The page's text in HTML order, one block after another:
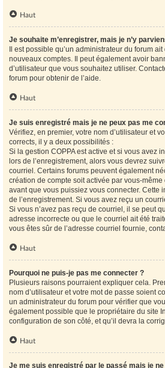
Haut
Je souhaite m’enregistrer, mais je n’y
Il est possible qu’un administrateur du forum
nouveaux comptes. Il peut également avoir
d’utilisateur que vous souhaitez utiliser.
forum pour obtenir de l’aide.
Haut
Je suis enregistré mais je ne peux pas me
Vérifiez, en premier, votre nom d’utilisateur et
corrects, il y a deux possibilités :
Si la gestion COPPA est active et si vous avez
lors de l’enregistrement, alors vous devrez
courriel. Certains forums peuvent également
création de compte soit activée par vous-
avant que vous puissiez vous connecter. Cette
de l’enregistrement. Si vous avez reçu un
Si vous n’avez pas reçu de courriel, il se peut
adresse incorrecte ou que le courriel ait été
vous êtes sûr de l’adresse courriel fournie,
Haut
Pourquoi ne puis-je pas me connecter ?
Plusieurs raisons pourraient expliquer cela.
nom d’utilisateur et votre mot de passe soient
un administrateur du forum pour vérifier que
également possible que le propriétaire du site
configuration de son côté, et qu’il devra la
Haut
Je me suis enregistré par le passé mais je